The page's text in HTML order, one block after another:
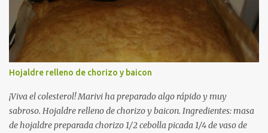
grande con el aceite de oliva virgen extra a fuego medio. A
continuación agregamos la nata y los boletus en trocitos
pequeños. Removemos bien y agregamos el jamón ibérico cortado
en trocitos. Picamos los huevos duros y los agregamos a la mezcla
dejamos reducir algo la nata para que espese. Rectificamos de sal.
Empezamos a rellenar las empanadillas de la mezcla anterior con
ayuda de una cuchara. Cerramos las empanadillas con ayuda de
u...
Hojaldre relleno de chorizo y baicon
¡Viva el colesterol! Marivi ha preparado algo rápido y muy
sabroso. Hojaldre relleno de chorizo y baicon. Ingredientes: masa
de hojaldre preparada chorizo 1/2 cebolla picada 1/4 de vaso de